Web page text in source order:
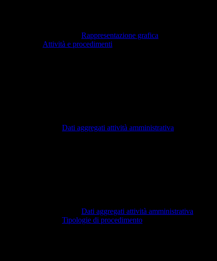
Rappresentazione grafica
Attività e procedimenti
Dati aggregati attività amministrativa
Dati aggregati attività amministrativa
Tipologie di procedimento